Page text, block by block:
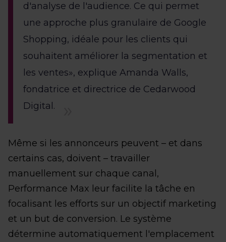
d'analyse de l'audience. Ce qui permet
une approche plus granulaire de Google
Shopping, idéale pour les clients qui
souhaitent améliorer la segmentation et
les ventes», explique Amanda Walls,
fondatrice et directrice de Cedarwood
Digital.
Même si les annonceurs peuvent – et dans
certains cas, doivent – travailler
manuellement sur chaque canal,
Performance Max leur facilite la tâche en
focalisant les efforts sur un objectif marketing
et un but de conversion. Le système
détermine automatiquement l'emplacement